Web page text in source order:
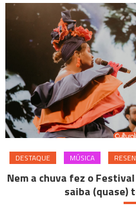
DESTAQUE MÚSICA
Nem a chuva fez o Festival
saiba (quase)